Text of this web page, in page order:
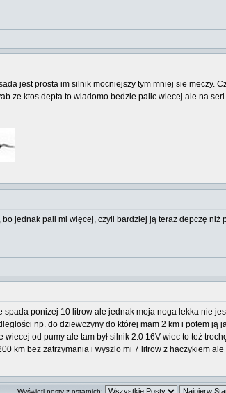
jest prosta im silnik mocniejszy tym mniej sie meczy.
ze ktos depta to wiadomo bedzie palic wiecej ale na
bo jednak pali mi więcej, czyli bardziej ją teraz depczę niż
ponizej 10 litrow ale jednak moja noga lekka nie
np. do dziewczyny do której mam 2 km i potem
od pumy ale tam był silnik 2.0 16V wiec to też
km bez zatrzymania i wyszlo mi 7 litrow z haczykiem
Wyświetl posty z ostatnich: